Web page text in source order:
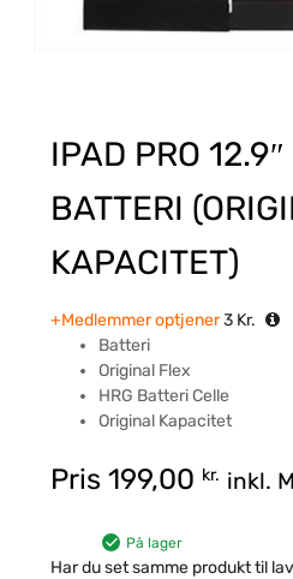
IPAD PRO
BATTERI
KAPACITET)
+Medlemmer optjener3 Kr.
Batteri
Original Flex
HRG Batteri Celle
Original Kapacitet
Pris 199,00 kr. inkl.
På lager
Har du set samme produkt til